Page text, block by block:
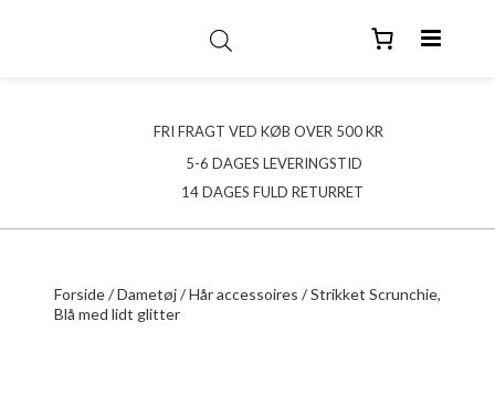
FRI FRAGT VED KØB OVER 500 KR
5-6 DAGES LEVERINGSTID
14 DAGES FULD RETURRET
Forside/Dametøj/Hår accessoires / Strikket Scrunchie,
Blå med lidt glitter